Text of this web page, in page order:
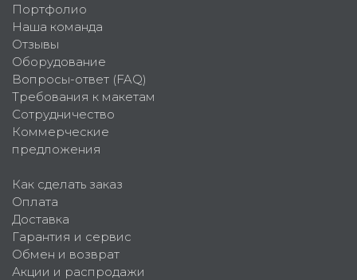
Портфолио
Наша команда
Отзывы
Оборудование
Вопросы-ответ (FAQ)
Требования к макетам
Сотрудничество
Коммерческие
предложения
Как сделать заказ
Оплата
Доставка
Гарантия и сервис
Обмен и возврат
Акции и распродажи